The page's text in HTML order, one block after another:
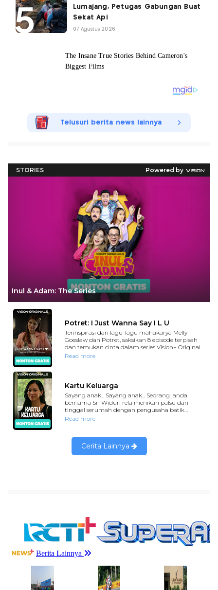
Lumajang, Petugas Gabungan Buat
Sekat Api
07 Agustus 2026
Telusuri berita news lainnya